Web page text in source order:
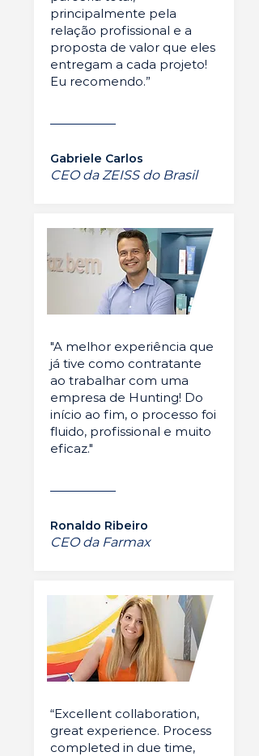
principalmente pela
relação profissional e a
proposta de valor que eles
entregam a cada projeto!
Eu recomendo.”
Gabriele Carlos
CEO da ZEISS do Brasil
"A melhor experiência que
já tive como contratante
ao trabalhar com uma
empresa de Hunting! Do
início ao fim, o processo foi
fluido, profissional e muito
eficaz."
Ronaldo Ribeiro
CEO da Farmax
“Excellent collaboration,
great experience. Process
completed in due time,